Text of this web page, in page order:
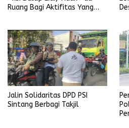
Ruang Bagi Aktifitas Yang
Jalin Solidaritas DPD PSI
Sintang Berbagi Takjil